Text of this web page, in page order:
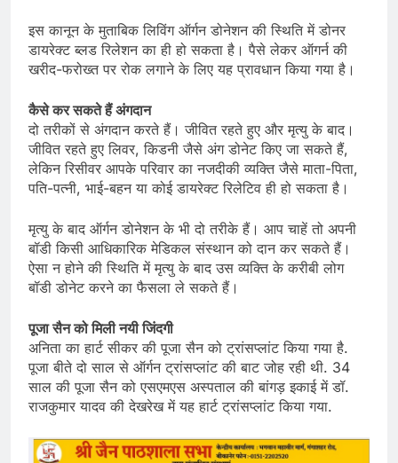
इस कानून के मुताबिक लिविंग ऑर्गन डोनेशन की स्थिति में डोनर
डायरेक्ट ब्लड रिलेशन का ही हो सकता है। पैसे लेकर ऑगर्न की
खरीद-फरोख्त पर रोक लगाने के लिए यह प्रावधान किया गया है।
कैसे कर सकते हैं अंगदान
दो तरीकों से अंगदान करते हैं। जीवित रहते हुए और मृत्यु के बाद।
जीवित रहते हुए लिवर, किडनी जैसे अंग डोनेट किए जा सकते हैं,
लेकिन रिसीवर आपके परिवार का नजदीकी व्यक्ति जैसे माता-पिता,
पति-पत्नी, भाई-बहन या कोई डायरेक्ट रिलेटिव ही हो सकता है।
मृत्यु के बाद ऑर्गन डोनेशन के भी दो तरीके हैं। आप चाहें तो अपनी
बॉडी किसी आधिकारिक मेडिकल संस्थान को दान कर सकते हैं।
ऐसा न होने की स्थिति में मृत्यु के बाद उस व्यक्ति के करीबी लोग
बॉडी डोनेट करने का फैसला ले सकते हैं।
पूजा सैन को मिली नयी जिंदगी
अनिता का हार्ट सीकर की पूजा सैन को ट्रांसप्लांट किया गया है.
पूजा बीते दो साल से ऑर्गन ट्रांसप्लांट की बाट जोह रही थी. 34
साल की पूजा सैन को एसएमएस अस्पताल की बांगड़ इकाई में डॉ.
राजकुमार यादव की देखरेख में यह हार्ट ट्रांसप्लांट किया गया.